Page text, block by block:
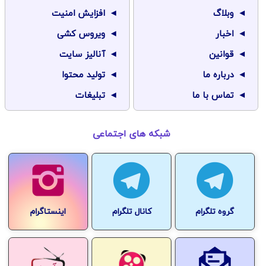
وبلاگ
اخبار
قوانین
درباره ما
تماس با ما
افزایش امنیت
ویروس کشی
آنالیز سایت
تولید محتوا
تبلیغات
شبکه های اجتماعی
گروه تلگرام کانال تلگرام اینستاگرام